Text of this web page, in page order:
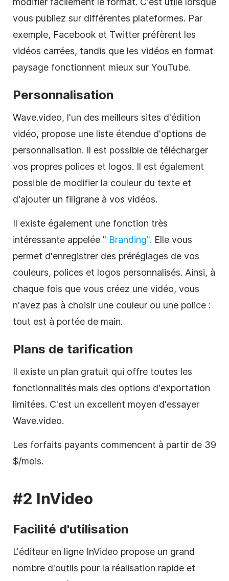
vous publiez sur différentes plateformes. Par
exemple, Facebook et Twitter préfèrent les
vidéos carrées, tandis que les vidéos en format
paysage fonctionnent mieux sur YouTube.
Personnalisation
Wave.video, l'un des meilleurs sites d'édition
vidéo, propose une liste étendue d'options de
personnalisation. Il est possible de télécharger
vos propres polices et logos. Il est également
possible de modifier la couleur du texte et
d'ajouter un filigrane à vos vidéos.
Il existe également une fonction très
intéressante appelée " Branding". Elle vous
permet d'enregistrer des préréglages de vos
couleurs, polices et logos personnalisés. Ainsi, à
chaque fois que vous créez une vidéo, vous
n'avez pas à choisir une couleur ou une police :
tout est à portée de main.
Plans de tarification
Il existe un plan gratuit qui offre toutes les
fonctionnalités mais des options d'exportation
limitées. C'est un excellent moyen d'essayer
Wave.video.
Les forfaits payants commencent à partir de 39
$/mois.
#2 InVideo
Facilité d'utilisation
L'éditeur en ligne InVideo propose un grand
nombre d'outils pour la réalisation rapide et